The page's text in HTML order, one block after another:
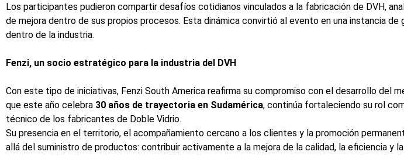
Los participantes pudieron compartir desafíos cotidianos vinculados a la fabricación de DVH,
de mejora dentro de sus propios procesos. Esta dinámica convirtió al evento en una instancia
dentro de la industria.
Fenzi, un socio estratégico para la industria del DVH
Con este tipo de iniciativas, Fenzi South America reafirma su compromiso con el desarrollo del
que este año celebra 30 años de trayectoria en Sudamérica, continúa fortaleciendo su rol
técnico de los fabricantes de Doble Vidrio.
Su presencia en el territorio, el acompañamiento cercano a los clientes y la promoción
allá del suministro de productos: contribuir activamente a la mejora de la calidad, la eficiencia y